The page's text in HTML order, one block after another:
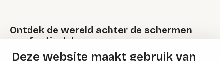
Deze website maakt gebruik van
Ontdek de wereld achter de schermen
van festivals!